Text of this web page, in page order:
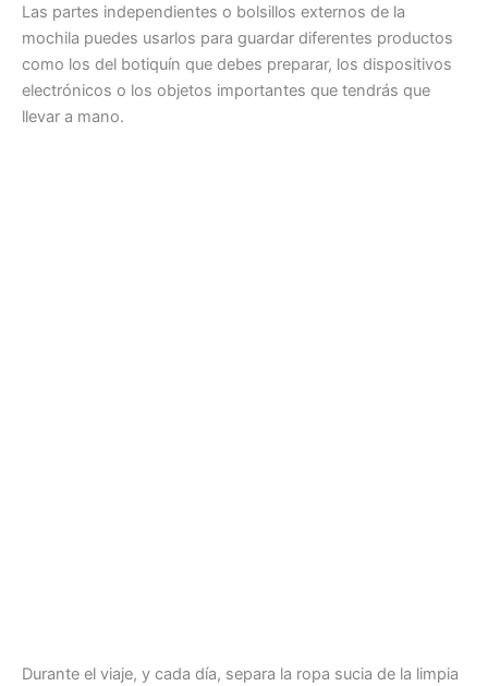
Las partes independientes o bolsillos externos de la
mochila puedes usarlos para guardar diferentes productos
como los del botiquín que debes preparar, los dispositivos
electrónicos o los objetos importantes que tendrás que
llevar a mano.
Durante el viaje, y cada día, separa la ropa sucia de la limpia